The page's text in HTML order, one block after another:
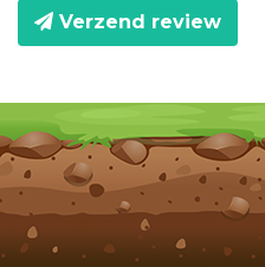
Verzend review